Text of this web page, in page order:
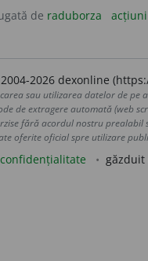
de raduborza acțiuni
2026 dexonline
sau utilizarea datelor de pe
de extragere automată (web
fără acordul nostru prealabil
oferite oficial spre utilizare
confidențialitate găzduit